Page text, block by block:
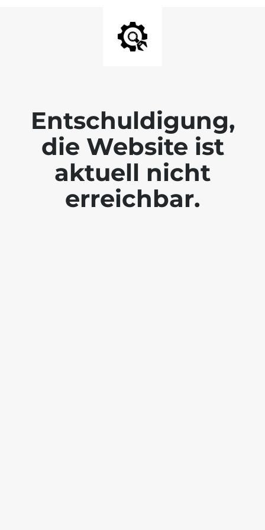
Entschuldigung,
die Website ist
aktuell nicht
erreichbar.